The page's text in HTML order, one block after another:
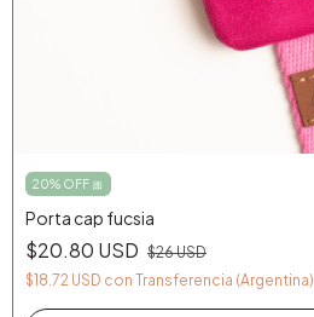
20% OFF 🎀
Porta cap fucsia
$20.80 USD $26 USD
$18.72 USD con Transferencia (Argentina)